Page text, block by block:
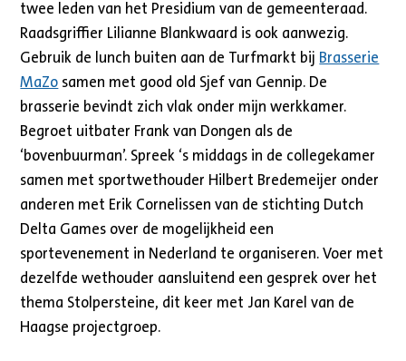
twee leden van het Presidium van de gemeenteraad.
Raadsgriffier Lilianne Blankwaard is ook aanwezig.
Gebruik de lunch buiten aan de Turfmarkt bij Brasserie
MaZo samen met good old Sjef van Gennip. De
brasserie bevindt zich vlak onder mijn werkkamer.
Begroet uitbater Frank van Dongen als de
‘bovenbuurman’. Spreek ‘s middags in de collegekamer
samen met sportwethouder Hilbert Bredemeijer onder
anderen met Erik Cornelissen van de stichting Dutch
Delta Games over de mogelijkheid een
sportevenement in Nederland te organiseren. Voer met
dezelfde wethouder aansluitend een gesprek over het
thema Stolpersteine, dit keer met Jan Karel van de
Haagse projectgroep.